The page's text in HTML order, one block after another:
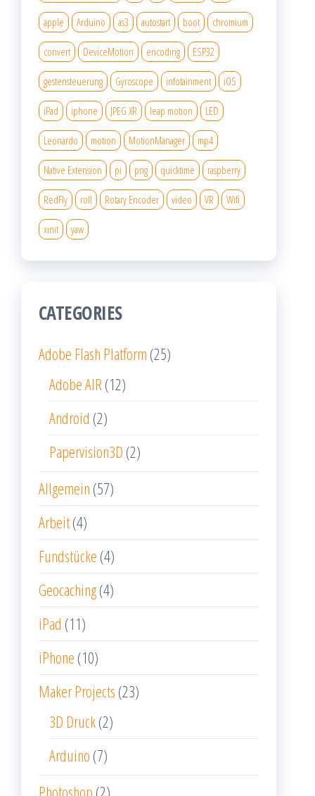
apple Arduino as3 autostart boot chromium
convert DeviceMotion encoding ESP32
gestensteuerung Gyroscope infotainment iOS
iPad iphone JPEG XR leap motion LED
Leonardo motion MotionManager mp4
Native Extension pi png quicktime raspberry
RedFly roll Rotary Encoder video VR Wifi
xinit yaw
CATEGORIES
Adobe Flash Platform (25)
Adobe AIR (12)
Android (2)
Papervision3D (2)
Allgemein (57)
Arbeit(4)
Fundstücke (4)
Geocaching(4)
iPad (11)
iPhone (10)
Maker Projects (23)
3D Druck(2)
Arduino (7)
Photoshop (2)